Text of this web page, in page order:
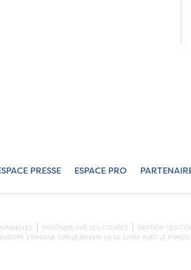
PRESSE ESPACE PRO
POLITIQUE SUR LES COOKIES GESTION DES
S'ENGAGE SUR LE BASSIN DE LA LOIRE AVEC LE